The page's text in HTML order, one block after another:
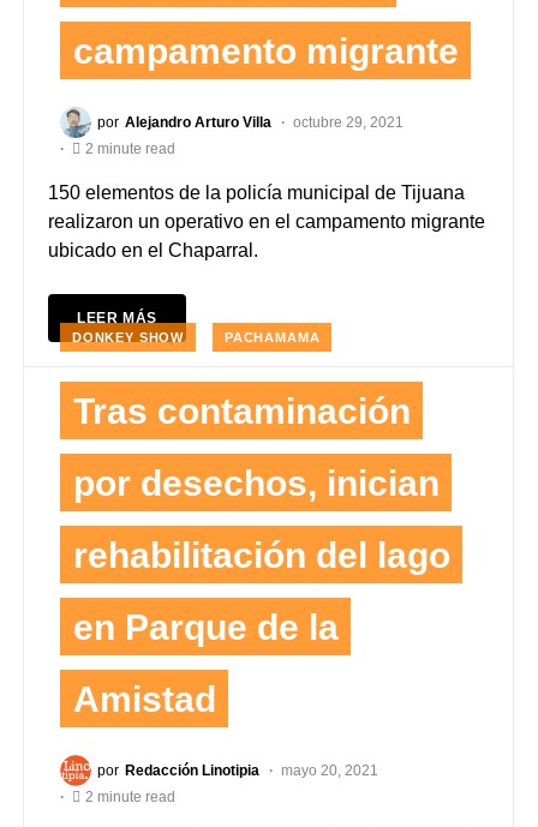
campamento migrante
por Alejandro Arturo Villa
octubre 29, 2021
2 minute read
150 elementos de la policía municipal de Tijuana
realizaron un operativo en el campamento migrante
ubicado en el Chaparral.
LEER MÁS
DONKEY SHOW PACHAMAMA
Tras contaminación
por desechos, inician
rehabilitación del lago
en Parque de la
Amistad
por Redacción Linotipia
mayo 20, 2021
2 minute read